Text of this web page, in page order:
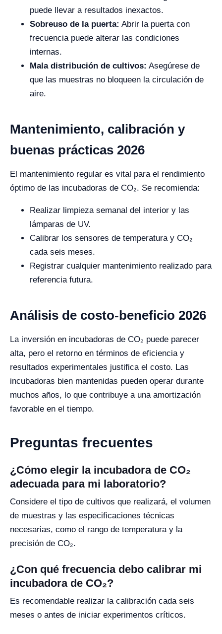
puede llevar a resultados inexactos.
Sobreuso de la puerta: Abrir la puerta con
frecuencia puede alterar las condiciones
internas.
Mala distribución de cultivos: Asegúrese de
que las muestras no bloqueen la circulación de
aire.
Mantenimiento, calibración y
buenas prácticas 2026
El mantenimiento regular es vital para el rendimiento
óptimo de las incubadoras de CO₂. Se recomienda:
Realizar limpieza semanal del interior y las
lámparas de UV.
Calibrar los sensores de temperatura y CO₂
cada seis meses.
Registrar cualquier mantenimiento realizado para
referencia futura.
Análisis de costo-beneficio 2026
La inversión en incubadoras de CO₂ puede parecer
alta, pero el retorno en términos de eficiencia y
resultados experimentales justifica el costo. Las
incubadoras bien mantenidas pueden operar durante
muchos años, lo que contribuye a una amortización
favorable en el tiempo.
Preguntas frecuentes
¿Cómo elegir la incubadora de CO₂
adecuada para mi laboratorio?
Considere el tipo de cultivos que realizará, el volumen
de muestras y las especificaciones técnicas
necesarias, como el rango de temperatura y la
precisión de CO₂.
¿Con qué frecuencia debo calibrar mi
incubadora de CO₂?
Es recomendable realizar la calibración cada seis
meses o antes de iniciar experimentos críticos.